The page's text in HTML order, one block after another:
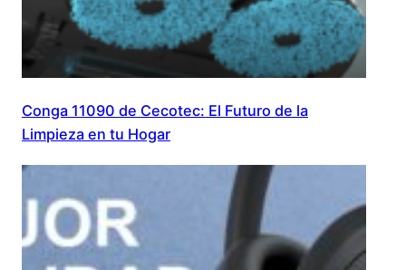
Conga 11090 de Cecotec: El Futuro de la
Limpieza en tu Hogar